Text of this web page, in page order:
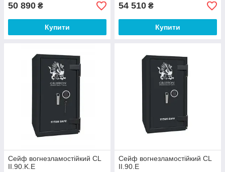
50 890 ₴
Купити
54 510 ₴
Купити
Сейф вогнезламостійкий CL
II.90.K.E
Сейф вогнезламостійкий CL
II.90.E